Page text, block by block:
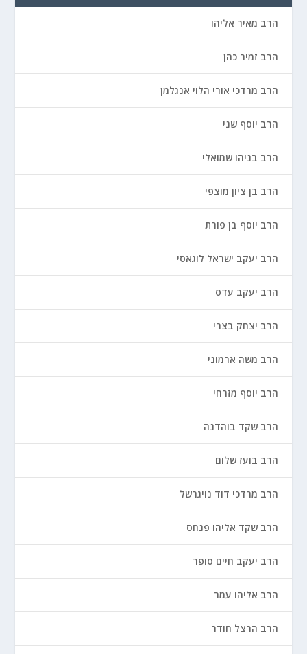
הרב מאיר אליהו
הרב זמיר כהן
הרב מרדכי אורי הלוי אנגלמן
הרב יוסף שני
הרב בניהו שמואלי
הרב בן ציון מוצפי
הרב יוסף בן פורת
הרב יעקב ישראל לוגאסי
הרב יעקב עדס
הרב יצחק בצרי
הרב משה ארמוני
הרב יוסף מזרחי
הרב שקד בוהדנה
הרב בועז שלום
הרב מרדכי דוד נויגרשל
הרב שקד אליהו פנחס
הרב יעקב חיים סופר
הרב אליהו עמר
הרב הרצל חודר